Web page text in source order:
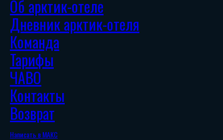
Об арктик-отеле
Дневник арктик-отеля
Команда
Тарифы
ЧАВО
Контакты
Возврат
Написать в МАКС